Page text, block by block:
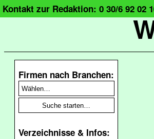
Kontakt zur Redaktion: 0 30/6 92 02
Firmen nach Branchen:
Verzeichnisse & Infos: